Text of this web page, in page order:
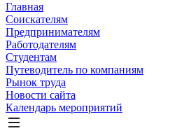
Главная
Соискателям
Предпринимателям
Работодателям
Студентам
Путеводитель по компаниям
Рынок труда
Новости сайта
Календарь мероприятий